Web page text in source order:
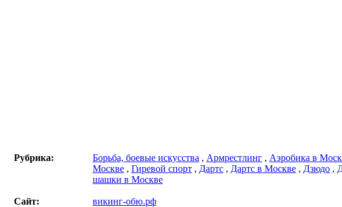
Рубрика:
Борьба, боевые искусства , Армрестлинг , Аэробика в
Москве , Гиревой спорт , Дартс , Дартс в Москве , Дзюдо ,
шашки в Москве
Сайт: викинг-обю.рф